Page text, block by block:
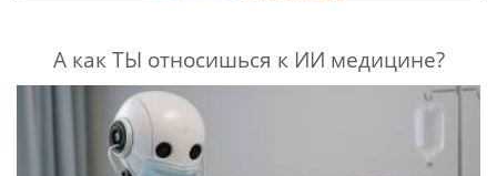
А как ТЫ относишься к ИИ медицине?